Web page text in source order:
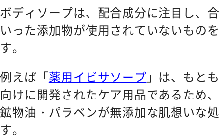
ボディソープは、配合成分に注目し、
いった添加物が使用されていないもの
す。
例えば「薬用イビサソープ 」は、もと
向けに開発されたケア用品であるため
鉱物油・パラベンが無添加な肌想いな
す。